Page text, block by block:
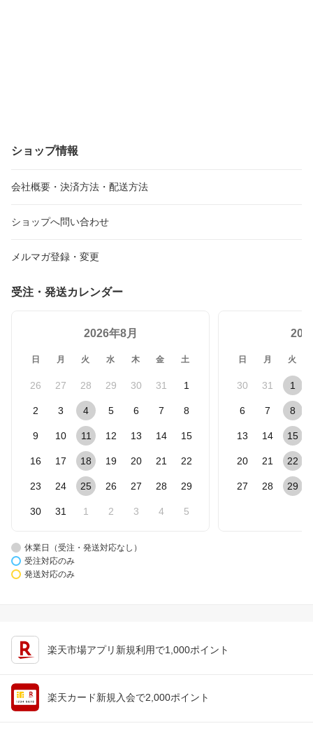
ショップ情報
会社概要・決済方法・配送方法
ショップへ問い合わせ
メルマガ登録・変更
受注・発送カレンダー
2026年8月
日 月 火 水 木 金 土
26 27 28 29 30 31 1
2 3 4 5 6 7 8
9 10 11 12 13 14 15
16 17 18 19 20 21 22
23 24 25 26 27 28 29
30 31 1 2 3 4 5
日 月 火
30 31 1
6 7 8
13 14 15
20 21 22
27 28 29
休業日（受注・発送対応なし）
受注対応のみ
発送対応のみ
楽天市場アプリ新規利用で1,000ポイント
楽天カード新規入会で2,000ポイント